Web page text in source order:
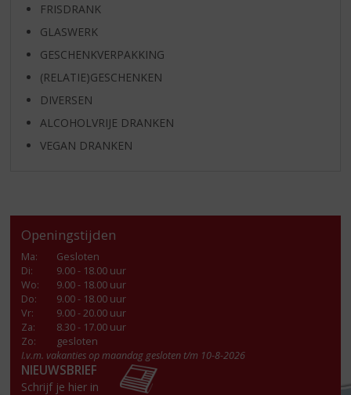
FRISDRANK
GLASWERK
GESCHENKVERPAKKING
(RELATIE)GESCHENKEN
DIVERSEN
ALCOHOLVRIJE DRANKEN
VEGAN DRANKEN
Openingstijden
Ma:
Gesloten
Di:
9.00 - 18.00 uur
Wo:
9.00 - 18.00 uur
Do:
9.00 - 18.00 uur
Vr:
9.00 - 20.00 uur
Za:
8.30 - 17.00 uur
Zo:
gesloten
I.v.m. vakanties op maandag gesloten t/m 10-8-2026
NIEUWSBRIEF
Schrijf je hier in